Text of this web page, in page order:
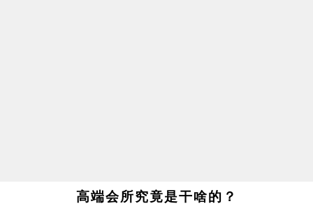
高端会所究竟是干啥的？